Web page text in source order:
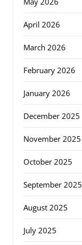
April 2026
March 2026
February 2026
January 2026
December 2025
November 2025
October 2025
September 2025
August 2025
July 2025